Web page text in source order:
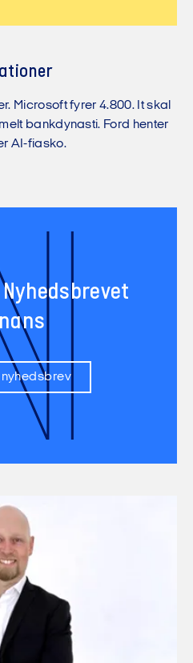
Microsoft fyrer 4.800. It skal
bankdynasti. Ford henter
AI-fiasko.
nyhedsbrev